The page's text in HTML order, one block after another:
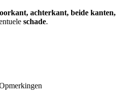
achterkant, beide kanten,
schade.